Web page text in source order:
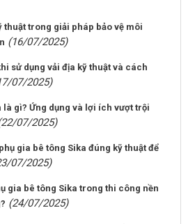
thuật trong giải pháp bảo vệ môi
(16/07/2025)
sử dụng vải địa kỹ thuật và cách
07/2025)
là gì? Ứng dụng và lợi ích vượt trội
07/2025)
gia bê tông Sika đúng kỹ thuật để
07/2025)
gia bê tông Sika trong thi công nền
(24/07/2025)